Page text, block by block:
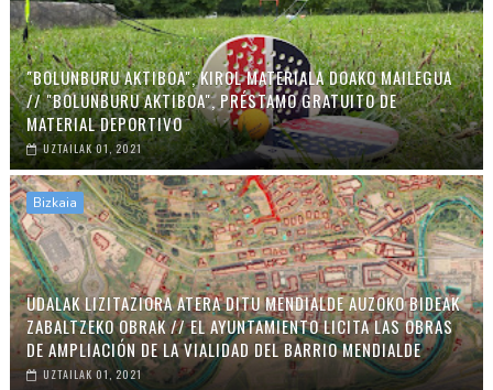
"BOLUNBURU AKTIBOA", KIROL MATERIALA DOAKO MAILEGUA
// "BOLUNBURU AKTIBOA", PRÉSTAMO GRATUITO DE
MATERIAL DEPORTIVO
UZTAILAK 01, 2021
Bizkaia
UDALAK LIZITAZIORA ATERA DITU MENDIALDE AUZOKO BIDEAK
ZABALTZEKO OBRAK // EL AYUNTAMIENTO LICITA LAS OBRAS
DE AMPLIACIÓN DE LA VIALIDAD DEL BARRIO MENDIALDE
UZTAILAK 01, 2021